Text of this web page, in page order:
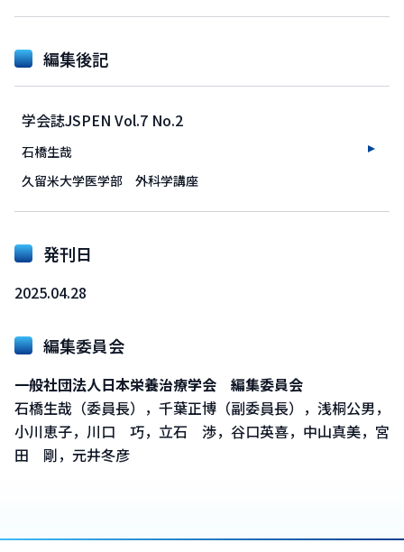
編集後記
学会誌JSPEN Vol.7 No.2
石橋生哉
久留米大学医学部 外科学講座
発刊日
2025.04.28
編集委員会
一般社団法人日本栄養治療学会 編集委員会
石橋生哉（委員長），千葉正博（副委員長），浅桐公男，
小川恵子，川口 巧，立石 渉，谷口英喜，中山真美，宮
田 剛，元井冬彦